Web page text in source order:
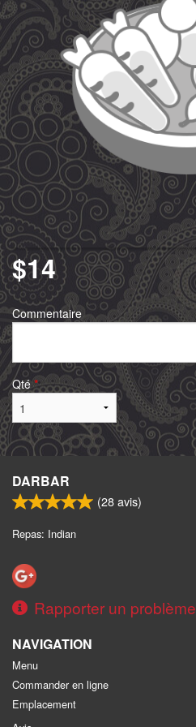
$14
Commentaire
Qté*
DARBAR
(28avis)
Repas: Indian
Rapporter un problème
NAVIGATION
Menu
Commander en ligne
Emplacement